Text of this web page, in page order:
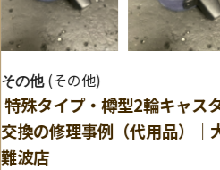
その他 (その他)
特殊タイプ・樽型2輪キャス
交換の修理事例（代用品）｜
難波店